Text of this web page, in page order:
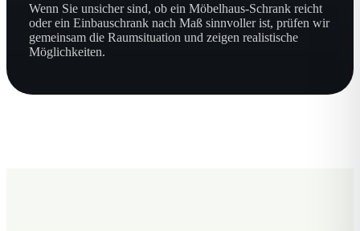
Wenn Sie unsicher sind, ob ein Möbelhaus-Schrank reicht
oder ein Einbauschrank nach Maß sinnvoller ist, prüfen wir
gemeinsam die Raumsituation und zeigen realistische
Möglichkeiten.